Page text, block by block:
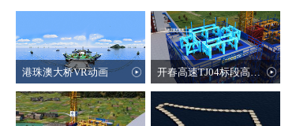
港珠澳大桥VR动画 开春高速TJ04标段高墩工艺动画